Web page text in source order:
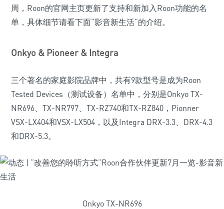
周，Roon的官网主页更新了支持和新加入Roon功能的名
单，具体细节请看下面“影音新生活”的介绍。
Onkyo & Pioneer & Integra
三个著名的家庭影院品牌中，共有9款型号是成为Roon
Tested Devices（测试设备）名单中，分别是Onkyo TX-
NR696、TX-NR797、TX-RZ740和TX-RZ840，Pionner
VSX-LX404和VSX-LX504，以及Integra DRX-3.3、DRX-4.3
和DRX-5.3。
Onkyo TX-NR696